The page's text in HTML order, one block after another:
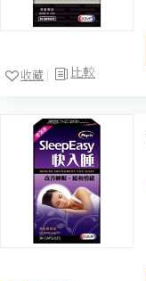
比較
收藏